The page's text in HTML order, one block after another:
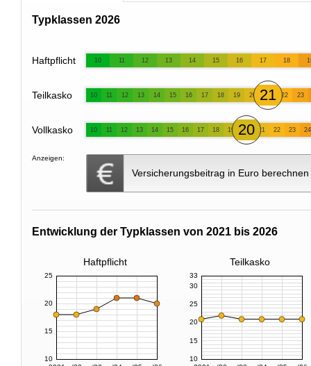
Typklassen 2026
Haftpflicht 10 11 12 13 14 15 16 17 18
Teilkasko 10 11 12 13 14 15 16 17 18 19 20 21 22 23
Vollkasko 10 11 12 13 14 15 16 17 18 19 20 21 22 23 24
Anzeigen:
Versicherungsbeitrag in Euro berechnen
Entwicklung der Typklassen von 2021 bis 2026
Haftpflicht Teilkasko
10
15
20
25
10
15
20
25
30
33